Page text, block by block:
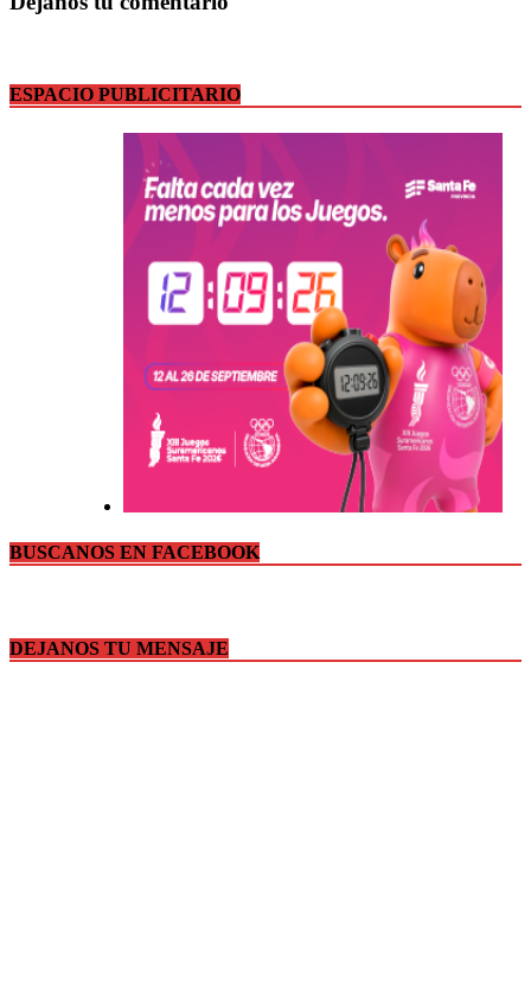
ESPACIO PUBLICITARIO
BUSCANOS EN FACEBOOK
DEJANOS TU MENSAJE